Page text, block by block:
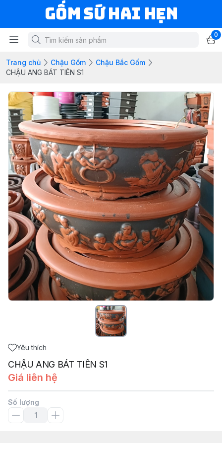
Gốm Sứ Hai Hẹn
0
Trang chủ Chậu Gốm
Chậu Bắc Gốm
CHẬU ANG BÁT TIÊN S1
Yêu thích
CHẬU ANG BÁT TIÊN S1
Giá liên hệ
Số lượng